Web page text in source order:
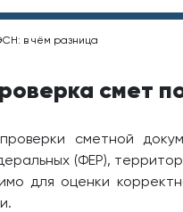
в чём разница
смет
сметной
(ФЕР),
для оценки